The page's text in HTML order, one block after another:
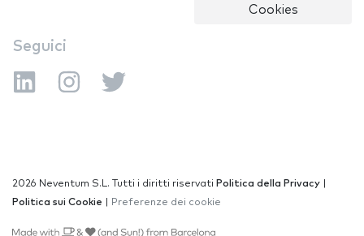
Cookies
Seguici
2026 Neventum S.L. Tutti i diritti riservati Politica della Privacy
Politica sui Cookie
Preferenze dei cookie